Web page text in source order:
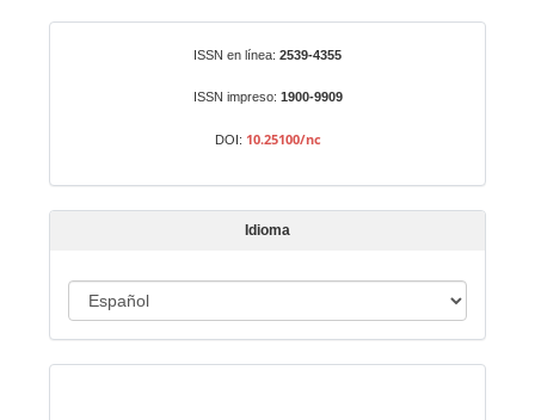
a
t
í
o
ISSN en línea: 2539-4355
ISSN impreso: 1900-9909
DOI: 10.25100/nc
Idioma
d